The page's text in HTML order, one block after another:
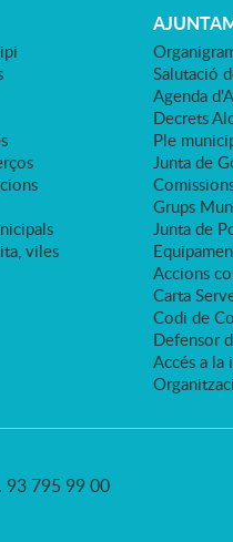
viles
Salutació
Agenda
Decrets
Ple
Junta de
Grups
Junta de
Accions
Carta
Codi de
Defensor
Accés a la
93 795 99 00